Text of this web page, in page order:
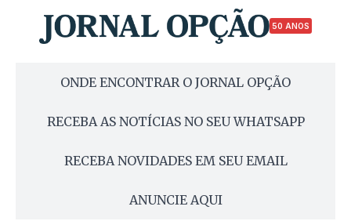
50 ANOS
ONDE ENCONTRAR O JORNAL OPÇÃO
RECEBA AS NOTÍCIAS NO SEU WHATSAPP
RECEBA NOVIDADES EM SEU EMAIL
ANUNCIE AQUI